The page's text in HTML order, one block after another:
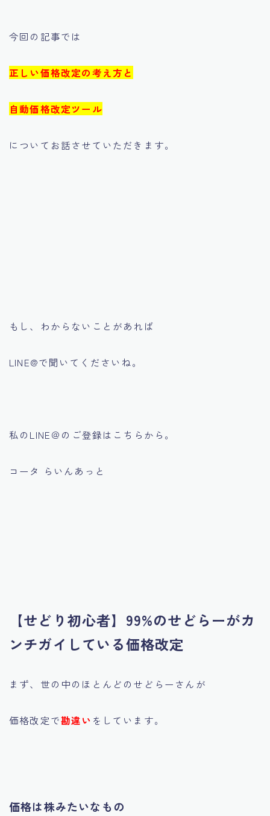
今回の記事では
正しい価格改定の考え方と
自動価格改定ツール
についてお話させていただきます。
もし、わからないことがあれば
LINE@で聞いてくださいね。
私のLINE＠のご登録はこちらから。
コータ らいんあっと
【せどり初心者】99%のせどらーがカ
ンチガイしている価格改定
まず、世の中のほとんどのせどらーさんが
価格改定で勘違い をしています。
価格は株みたいなもの